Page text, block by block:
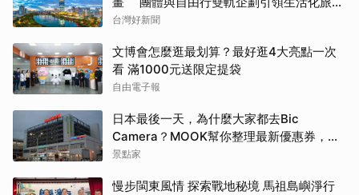
新風潮
台灣好新聞
文博會怎麼逛最划算？最好逛4大亮點一次
看 滿1000元送限定提袋
自由電子報
日本最後一天，為什麼大家都去Bic
Camera？MOOK幫你整理最新優惠券，行
前趕快存手機，結帳直接用，最高省10%
景點家
慢步閩東風情 探索戰地秘境 馬祖島嶼淨行